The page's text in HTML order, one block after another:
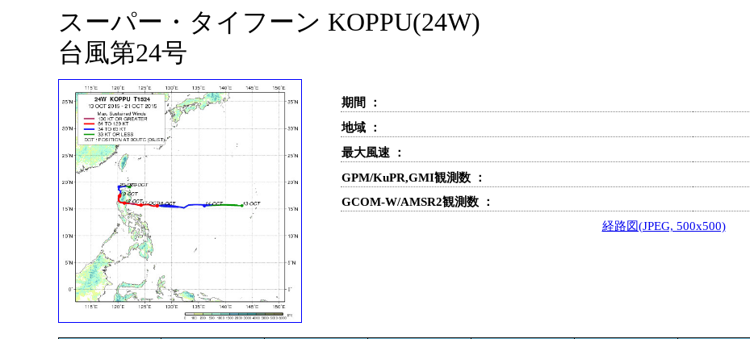
スーパー・タイフーン KOPPU(24W)
台風第24号
期間 ：
地域 ：
最大風速 ：
GPM/KuPR,GMI観測数 ：
GCOM-W/AMSR2観測数 ：
経路図(JPEG, 500x500)